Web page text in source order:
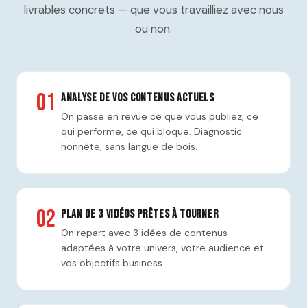
livrables concrets — que vous travailliez avec nous
ou non.
01 Analyse de vos contenus actuels
On passe en revue ce que vous publiez, ce
qui performe, ce qui bloque. Diagnostic
honnête, sans langue de bois.
02 Plan de 3 vidéos prêtes à tourner
On repart avec 3 idées de contenus
adaptées à votre univers, votre audience et
vos objectifs business.